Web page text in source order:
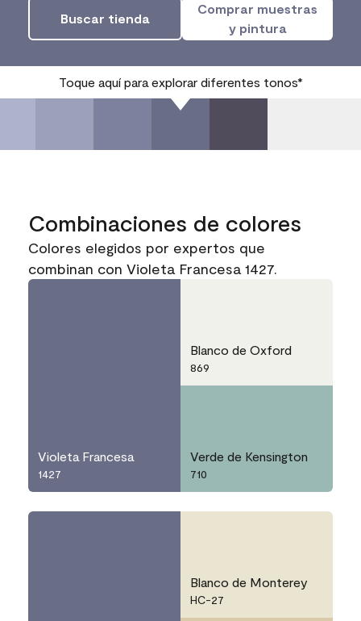
Buscar tienda
Comprar muestras
y pintura
Toque aquí para explorar diferentes tonos*
Combinaciones de colores
Colores elegidos por expertos que
combinan con Violeta Francesa 1427.
Violeta Francesa
1427
Blanco de Oxford
869
Verde de Kensington
710
Blanco de Monterey
HC-27